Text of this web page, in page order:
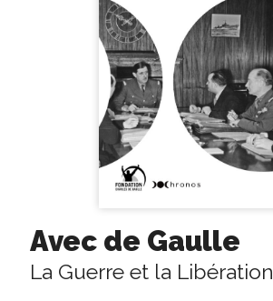
Avec de Gaulle
La Guerre et la Libération